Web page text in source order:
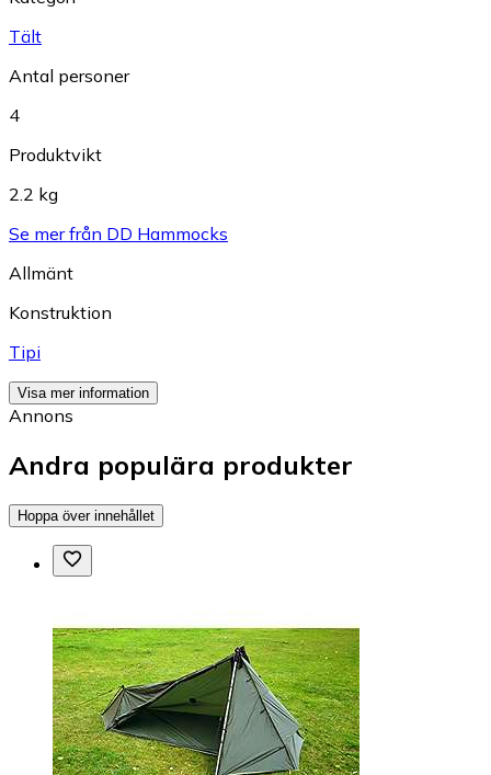
Tält
Antal personer
4
Produktvikt
2.2 kg
Se mer från DD Hammocks
Allmänt
Konstruktion
Tipi
Visa mer information
Annons
Andra populära produkter
Hoppa över innehållet